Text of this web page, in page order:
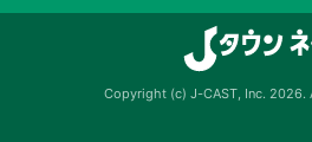
Copyright (c) J-CAST, Inc. 2026.